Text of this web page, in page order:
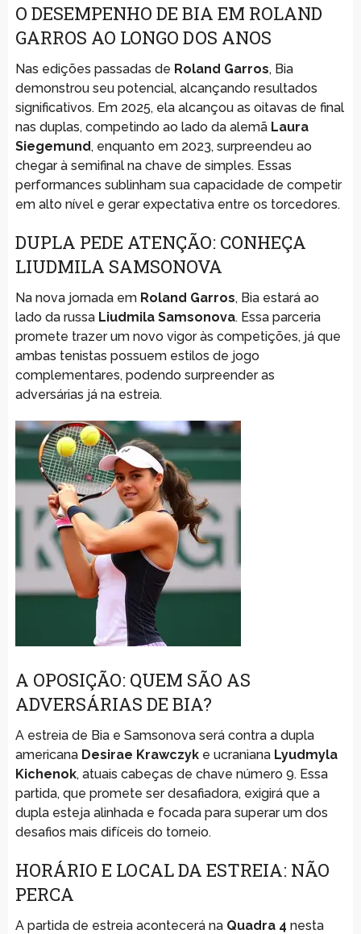
O DESEMPENHO DE BIA EM ROLAND
GARROS AO LONGO DOS ANOS
Nas edições passadas de Roland Garros, Bia
demonstrou seu potencial, alcançando resultados
significativos. Em 2025, ela alcançou as oitavas de final
nas duplas, competindo ao lado da alemã Laura
Siegemund, enquanto em 2023, surpreendeu ao
chegar à semifinal na chave de simples. Essas
performances sublinham sua capacidade de competir
em alto nível e gerar expectativa entre os torcedores.
DUPLA PEDE ATENÇÃO: CONHEÇA
LIUDMILA SAMSONOVA
Na nova jornada em Roland Garros, Bia estará ao
lado da russa Liudmila Samsonova. Essa parceria
promete trazer um novo vigor às competições, já que
ambas tenistas possuem estilos de jogo
complementares, podendo surpreender as
adversárias já na estreia.
A OPOSIÇÃO: QUEM SÃO AS
ADVERSÁRIAS DE BIA?
A estreia de Bia e Samsonova será contra a dupla
americana Desirae Krawczyke ucraniana Lyudmyla
Kichenok, atuais cabeças de chave número 9. Essa
partida, que promete ser desafiadora, exigirá que a
dupla esteja alinhada e focada para superar um dos
desafios mais difíceis do torneio.
HORÁRIO E LOCAL DA ESTREIA: NÃO
PERCA
A partida de estreia acontecerá na Quadra 4 nesta